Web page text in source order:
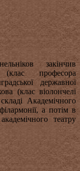
закінчив
професора
державної
(клас віолончелі
Академічного
а потім в
театру